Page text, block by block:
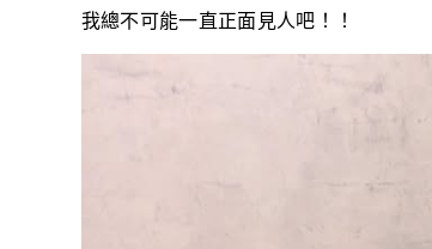
我總不可能一直正面見人吧！！